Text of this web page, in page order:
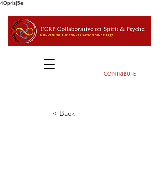
4Op4s|5e
CONTRIBUTE
< Back